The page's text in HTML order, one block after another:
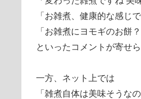
「お雑煮、健康的な感じ
「お雑煮にヨモギのお餅
といったコメントが寄せら
一方、ネット上では
「雑煮自体は美味そうな